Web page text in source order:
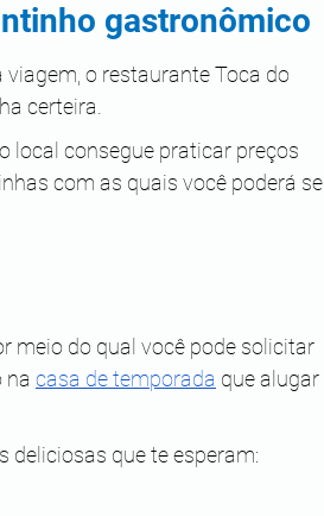
gastronômico
viagem, o restaurante Toca do
certeira.
local consegue praticar preços
com as quais você poderá se
meio do qual você pode solicitar
na casa de temporada que alugar
deliciosas que te esperam: